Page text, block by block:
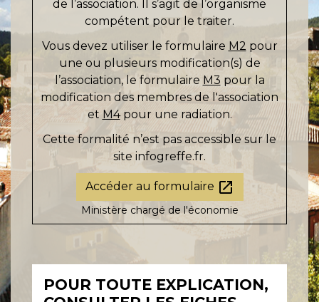
de l’association. Il s’agit de l’organisme
compétent pour le traiter.
Vous devez utiliser le formulaire M2 pour
une ou plusieurs modification(s) de
l’association, le formulaire M3 pour la
modification des membres de l'association
et M4pour une radiation.
Cette formalité n’est pas accessible sur le
site infogreffe.fr.
Accéder au formulaire open_in_new
Ministère chargé de l'économie
POUR TOUTE EXPLICATION,